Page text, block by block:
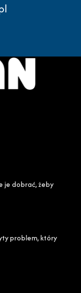
je dobrać, żeby
problem, który